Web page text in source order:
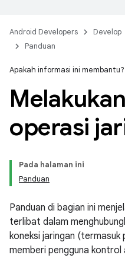
Android Developers Develop
Panduan
Apakah informasi ini membantu?
operasi
Pada halaman ini
Panduan
Panduan di bagian ini
terlibat dalam
koneksi jaringan (termasuk
memberi pengguna kontrol